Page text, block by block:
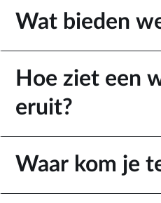
Wat bieden
Hoe ziet een
eruit?
Waar kom je